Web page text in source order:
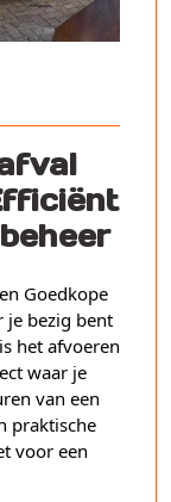
Goedkope
je bezig bent
het afvoeren
waar je
van een
praktische
voor een